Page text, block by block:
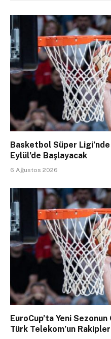
Basketbol Süper
Eylül’de Başlayacak
6 Ağustos 2026
EuroCup’ta Yeni
Türk Telekom’un